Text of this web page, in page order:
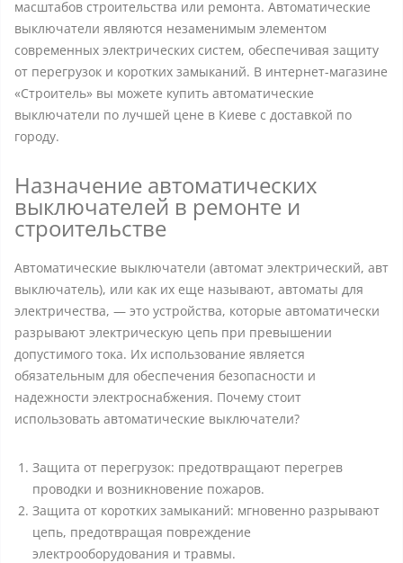
масштабов строительства или ремонта. Автоматические
выключатели являются незаменимым элементом
современных электрических систем, обеспечивая защиту
от перегрузок и коротких замыканий. В интернет-магазине
«Строитель» вы можете купить автоматические
выключатели по лучшей цене в Киеве с доставкой по
городу.
Назначение автоматических
выключателей в ремонте и
строительстве
Автоматические выключатели (автомат электрический, авт
выключатель), или как их еще называют, автоматы для
электричества, — это устройства, которые автоматически
разрывают электрическую цепь при превышении
допустимого тока. Их использование является
обязательным для обеспечения безопасности и
надежности электроснабжения. Почему стоит
использовать автоматические выключатели?
Защита от перегрузок: предотвращают перегрев
проводки и возникновение пожаров.
Защита от коротких замыканий: мгновенно разрывают
цепь, предотвращая повреждение
электрооборудования и травмы.